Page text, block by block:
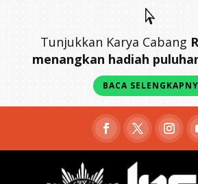

Tunjukkan Karya Cabang
menangkan hadiah
BACA